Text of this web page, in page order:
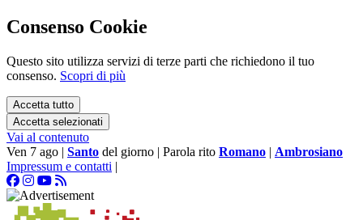
Consenso Cookie
Questo sito utilizza servizi di terze parti che richiedono il tuo
consenso. Scopri di più
Accetta tutto
Accetta selezionati
Vai al contenuto
Ven 7 ago | Santo del giorno | Parola rito Romano | Ambrosiano
Impressum e contatti |